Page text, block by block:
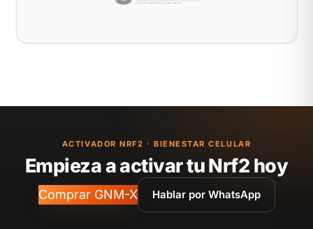
ACTIVADOR NRF2 · BIENESTAR CELULAR
Empieza a activar tu Nrf2 hoy
Comprar GNM-X Hablar por WhatsApp